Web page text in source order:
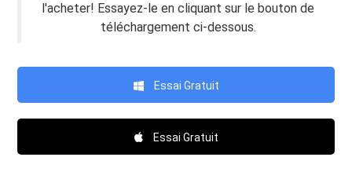
l'acheter! Essayez-le en cliquant sur le bouton de
téléchargement ci-dessous.
Essai Gratuit
Essai Gratuit